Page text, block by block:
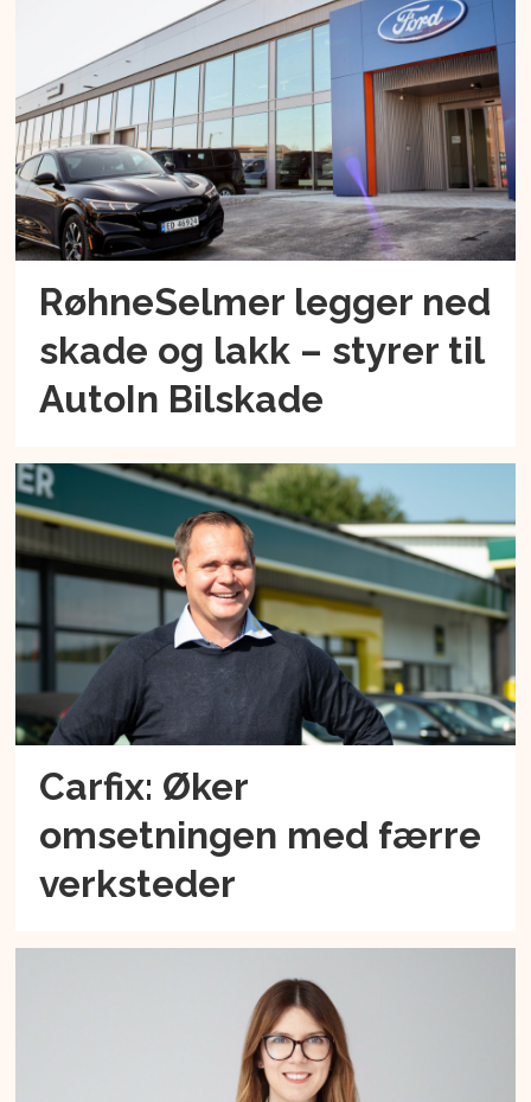
RøhneSelmer legger ned
skade og lakk – styrer til
AutoIn Bilskade
Carfix: Øker
omsetningen med færre
verksteder